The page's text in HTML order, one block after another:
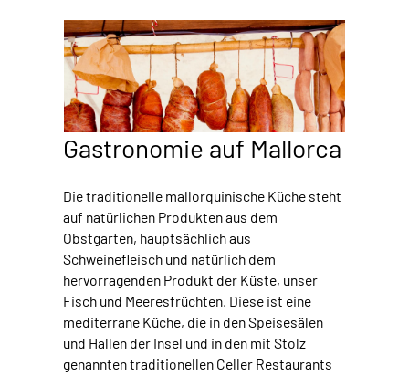
Gastronomie auf Mallorca
Die traditionelle mallorquinische Küche steht
auf natürlichen Produkten aus dem
Obstgarten, hauptsächlich aus
Schweinefleisch und natürlich dem
hervorragenden Produkt der Küste, unser
Fisch und Meeresfrüchten. Diese ist eine
mediterrane Küche, die in den Speisesälen
und Hallen der Insel und in den mit Stolz
genannten traditionellen Celler Restaurants